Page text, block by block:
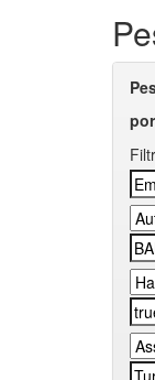
por